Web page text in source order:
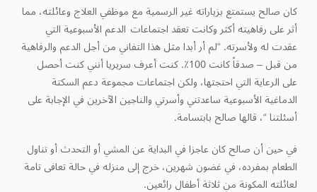
كان صالح يستمتع بزياراته غير الرسمية مع موظفي العلاج وعائلته، مما
أثر على رفاهيته أكثر وكانت تعقد اجتماعات الدعم الأسبوعية التي
عقدت له ولأسرته. “لم أر أبدا مثل هذا التفاني من أجل الدعم والرفاهية
من قبل – صدقاً كانت 100٪. كنت أعرف سريريا أنني كنت أحصل
على الرعاية التي احتجتها، ولكن اجتماعات مجموعة دعم السكتة
الدماغية الأسبوعية ساعدتني وأسرتي والناجين الآخرين في الإجابة على
أسئلتنا “، قالها صالح بابتسامة.
في حين أن صالح كان عاجزا في البداية عن المشي أو التحدث أو تناول
الطعام بمفرده، في غضون شهرين، خرج إلى منزله في حالة تعافى تامة
لعائلته المكونة من ثلاثة أطفال رائعين.